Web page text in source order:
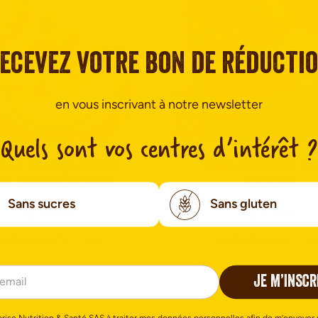
toasts de la
Sans Gluten
2 pers
Pain tomaté
Gluten
4 pers
votre bon de
en vous inscrivant à notre newsletter
Quels sont vos centres d’intérêt ?
Sans sucres Sans gluten
JE